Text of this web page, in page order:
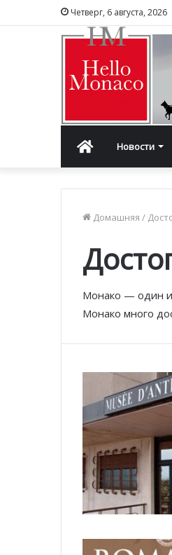
Четверг, 6 августа, 2026
ГлавнаяНовости
Домашняя /
Монако — один
Монако много